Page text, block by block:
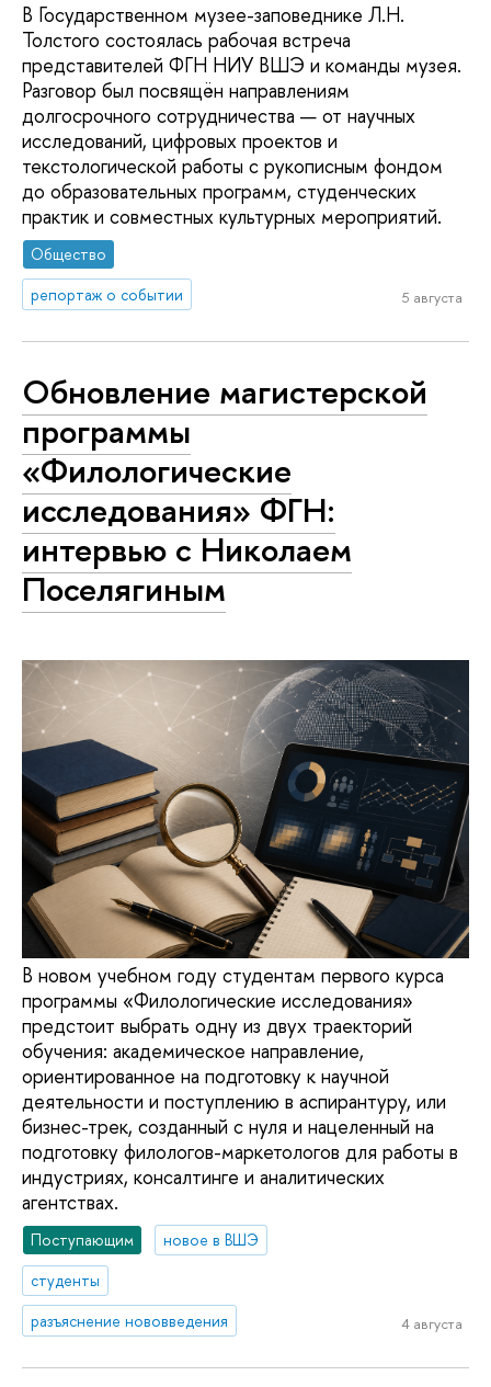
В Государственном музее-заповеднике Л.Н.
Толстого состоялась рабочая встреча
представителей ФГН НИУ ВШЭ и команды музея.
Разговор был посвящён направлениям
долгосрочного сотрудничества — от научных
исследований, цифровых проектов и
текстологической работы с рукописным фондом
до образовательных программ, студенческих
практик и совместных культурных мероприятий.
Общество
репортаж о событии
5 августа
Обновление магистерской
программы
«Филологические
исследования» ФГН:
интервью с Николаем
Поселягиным
В новом учебном году студентам первого курса
программы «Филологические исследования»
предстоит выбрать одну из двух траекторий
обучения: академическое направление,
ориентированное на подготовку к научной
деятельности и поступлению в аспирантуру, или
бизнес-трек, созданный с нуля и нацеленный на
подготовку филологов-маркетологов для работы в
индустриях, консалтинге и аналитических
агентствах.
Поступающим
новое в ВШЭ
студенты
разъяснение нововведения
4 августа